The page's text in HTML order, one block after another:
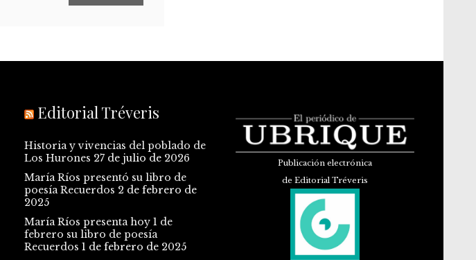
Editorial Tréveris
Historia y vivencias del poblado de
Los Hurones 27 de julio de 2026
María Ríos presentó su libro de
poesía Recuerdos 2 de febrero de
2025
María Ríos presenta hoy 1 de
febrero su libro de poesía
Recuerdos 1 de febrero de 2025
Publicación electrónica
de Editorial Tréveris